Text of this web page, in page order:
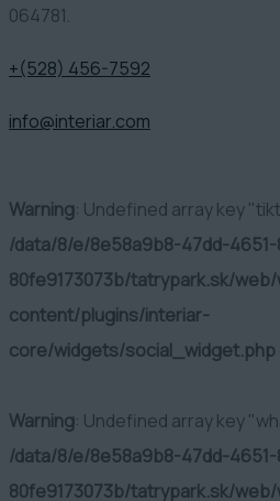
064781.
+(528) 456-7592
info@interiar.com
Warning: Undefined array key
/data/8/e/8e58a9b8-47dd-
80fe9173073b/tatrypark.sk/
content/plugins/interiar-
core/widgets/social_widget.php
Warning: Undefined array key
/data/8/e/8e58a9b8-47dd-
80fe9173073b/tatrypark.sk/